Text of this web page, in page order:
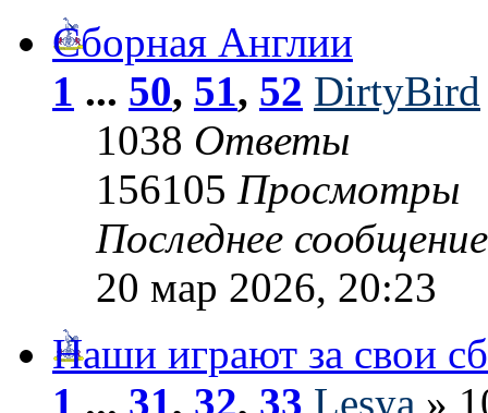
Сборная Англии
1 ... 50, 51, 52 DirtyBird
1038 Ответы
156105 Просмотры
Последнее
20 мар 2026, 20:23
Наши играют за свои
1 ... 31, 32, 33 Lesya »